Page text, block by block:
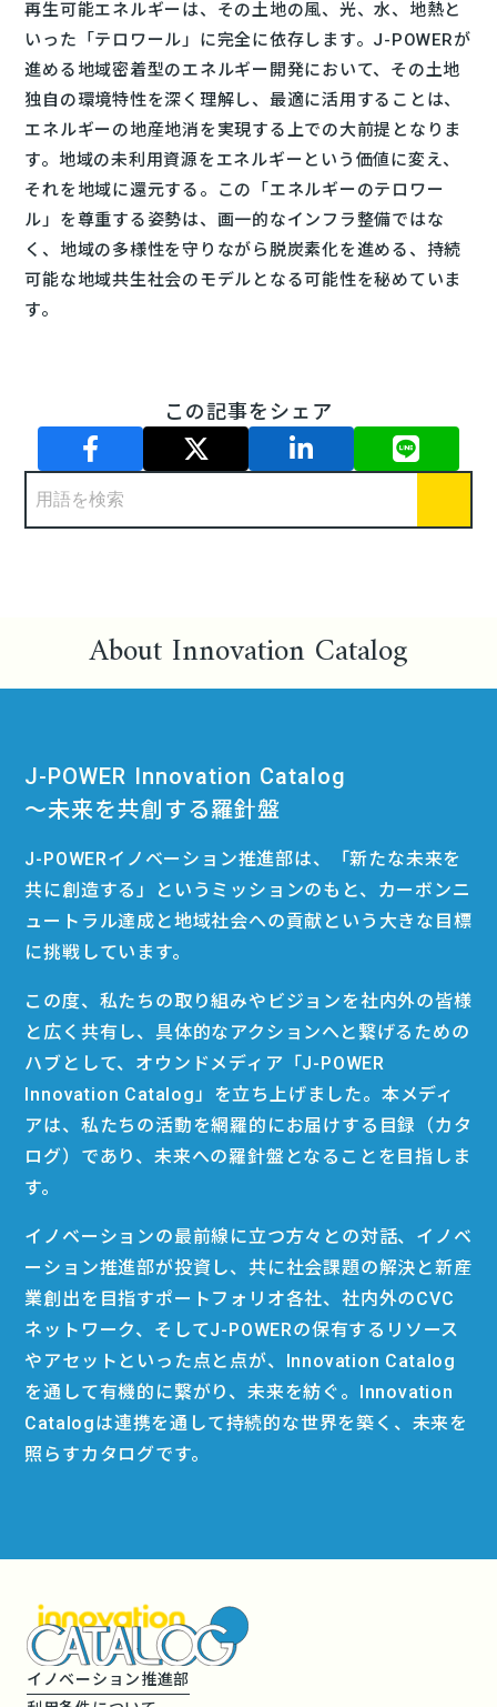
再生可能エネルギーは、その土地の風、光、水、地熱と
いった「テロワール」に完全に依存します。J-POWERが
進める地域密着型のエネルギー開発において、その土地
独自の環境特性を深く理解し、最適に活用することは、
エネルギーの地産地消を実現する上での大前提となりま
す。地域の未利用資源をエネルギーという価値に変え、
それを地域に還元する。この「エネルギーのテロワー
ル」を尊重する姿勢は、画一的なインフラ整備ではな
く、地域の多様性を守りながら脱炭素化を進める、持続
可能な地域共生社会のモデルとなる可能性を秘めていま
す。
この記事をシェア
About Innovation Catalog
J-POWER Innovation Catalog
〜未来を共創する羅針盤
J-POWERイノベーション推進部は、「新たな未来を
共に創造する」というミッションのもと、カーボンニ
ュートラル達成と地域社会への貢献という大きな目標
に挑戦しています。
この度、私たちの取り組みやビジョンを社内外の皆様
と広く共有し、具体的なアクションへと繋げるための
ハブとして、オウンドメディア「J-POWER
Innovation Catalog」を立ち上げました。本メディ
アは、私たちの活動を網羅的にお届けする目録（カタ
ログ）であり、未来への羅針盤となることを目指しま
す。
イノベーションの最前線に立つ方々との対話、イノベ
ーション推進部が投資し、共に社会課題の解決と新産
業創出を目指すポートフォリオ各社、社内外のCVC
ネットワーク、そしてJ-POWERの保有するリソース
やアセットといった点と点が、Innovation Catalog
を通して有機的に繋がり、未来を紡ぐ。Innovation
Catalogは連携を通して持続的な世界を築く、未来を
照らすカタログです。
イノベーション推進部